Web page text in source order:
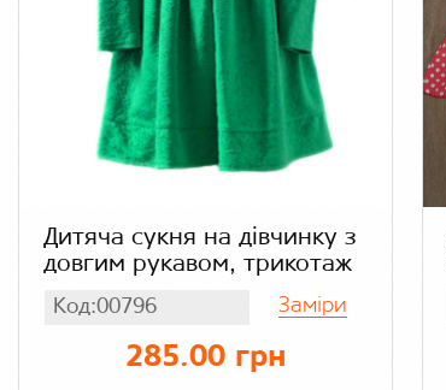
Дитяча сукня на дівчинку з
довгим рукавом, трикотаж
Код:00796 Заміри
285.00 грн